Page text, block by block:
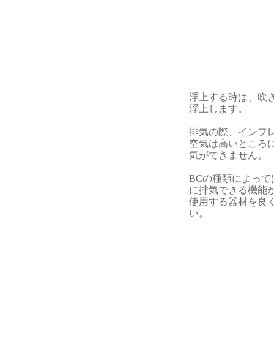
浮上する時は、吹
浮上します。
排気の際、インフ
空気は高いところ
気ができません。
BCの種類によっ
に排気できる機能
使用する器材を良
い。